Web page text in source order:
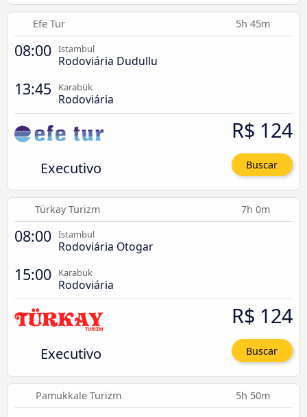
Efe Tur 5h 45m
08:00 Istambul
Rodoviária Dudullu
13:45 Karabük
Rodoviária
Executivo
R$ 124
Buscar
Türkay Turizm 7h 0m
08:00 Istambul
Rodoviária Otogar
15:00 Karabük
Rodoviária
Executivo
R$ 124
Buscar
Pamukkale Turizm 5h 50m